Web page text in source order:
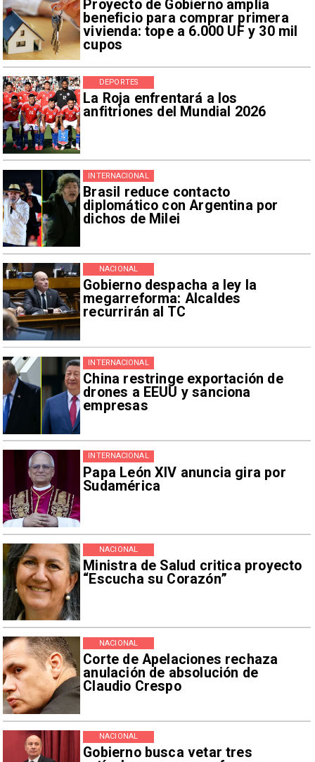
Proyecto de Gobierno amplía
beneficio para comprar primera
vivienda: tope a 6.000 UF y 30 mil
cupos
La Roja enfrentará a los
anfitriones del Mundial 2026
DEPORTES
Brasil reduce contacto
diplomático con Argentina por
dichos de Milei
INTERNACIONAL
Gobierno despacha a ley la
megarreforma: Alcaldes
recurrirán al TC
NACIONAL
China restringe exportación de
drones a EEUU y sanciona
empresas
INTERNACIONAL
Papa León XIV anuncia gira por
Sudamérica
INTERNACIONAL
Ministra de Salud critica proyecto
“Escucha su Corazón”
NACIONAL
Corte de Apelaciones rechaza
anulación de absolución de
Claudio Crespo
NACIONAL
Gobierno busca vetar tres
NACIONAL